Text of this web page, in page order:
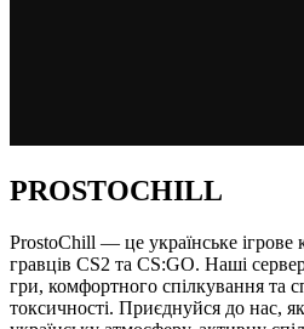
PROSTOCHILL
ProstoChill — це українське ігрове
гравців CS2 та CS:GO. Наші
гри, комфортного спілкування та
токсичності. Приєднуйся до нас,